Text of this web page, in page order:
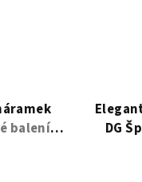
balení
DG